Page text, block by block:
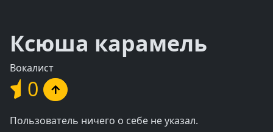
Ксюша карамель
Вокалист
0
Пользователь ничего о себе не указал.